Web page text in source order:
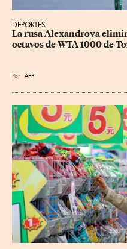
DEPORTES
La rusa Alexandrova
octavos de WTA 1000 de
Por AFP